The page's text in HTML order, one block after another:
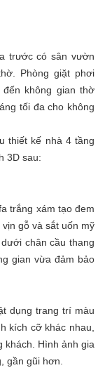
trước có sân vườn
Phòng giặt phơi
không gian thờ
tối đa cho không
thiết kế nhà 4 tầng
3D sau:
trắng xám tạo đem
gỗ và sắt uốn mỹ
chân cầu thang
gian vừa đảm bảo
dụng trang trí màu
kích cỡ khác nhau,
khách. Hình ảnh gia
gần gũi hơn.